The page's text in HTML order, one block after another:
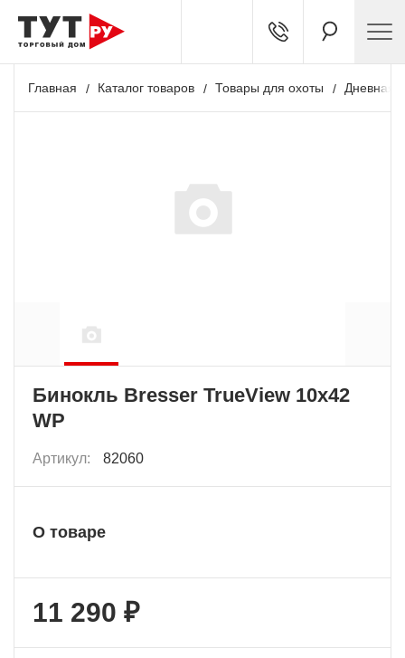
Главная Каталог товаров Товары для охоты Дневная
Бинокль Bresser TrueView 10x42
WP
Артикул: 82060
О товаре
11 290 ₽